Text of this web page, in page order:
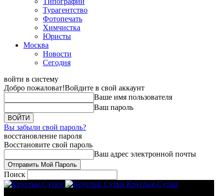
Турагентство
Фотопечать
Химчистка
Юристы
Москва
Новости
Сегодня
войти в систему
Добро пожаловат!Войдите в свой аккаунт
Ваше имя пользователя
Ваш пароль
Вы забыли свой пароль?
восстановление пароля
Восстановите свой пароль
Ваш адрес электронной почты
Поиск
Круглые Сутки